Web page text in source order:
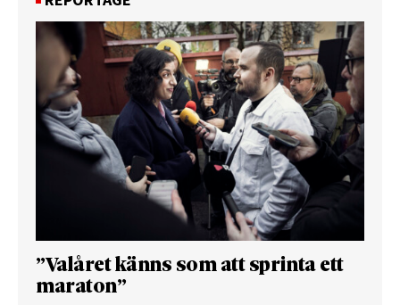
”Valåret känns som att sprinta ett
maraton”